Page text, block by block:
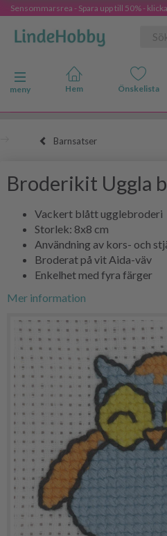
Sensommarsrea - Spara upp till 50% -
Ändra navigering
meny
Barnsatser
Broderikit Uggla
Vackert blått ugglebroderi
Storlek: 8x8 cm
Användning av kors- och
Broderat på vit Aida-väv
Enkelhet med fyra färger
Mer information